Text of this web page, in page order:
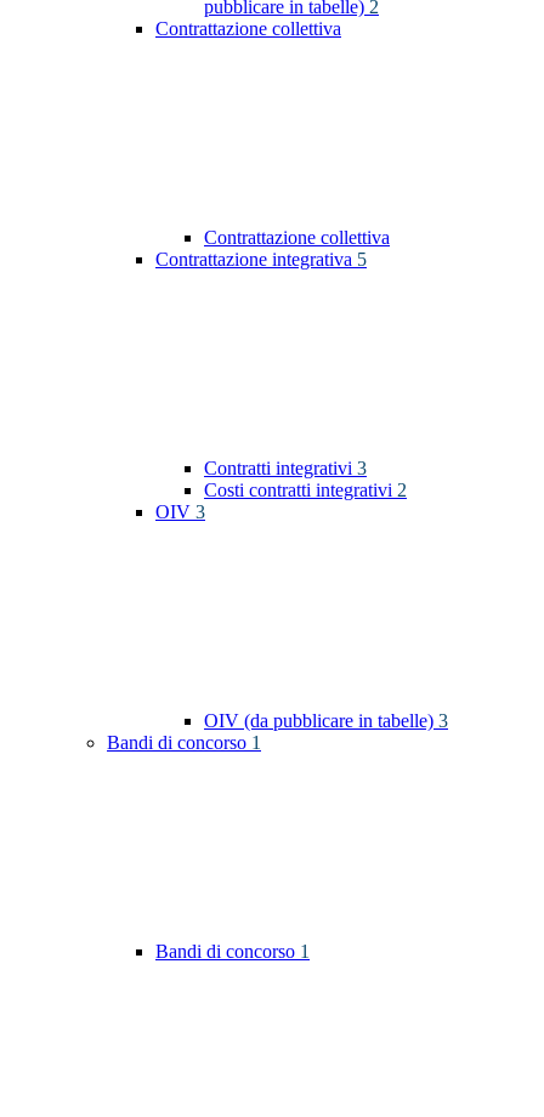
pubblicare in tabelle) 2
Contrattazione collettiva
Contrattazione collettiva
Contrattazione integrativa 5
Contratti integrativi 3
Costi contratti integrativi 2
OIV 3
OIV (da pubblicare in tabelle) 3
Bandi di concorso 1
Bandi di concorso 1